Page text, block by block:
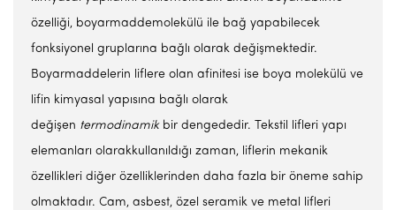
özelliği, boyarmaddemolekülü ile bağ yapabilecek
fonksiyonel gruplarına bağlı olarak değişmektedir.
Boyarmaddelerin liflere olan afinitesi ise boya molekülü ve
lifin kimyasal yapısına bağlı olarak
değişen termodinamik bir dengededir. Tekstil lifleri yapı
elemanları olarakkullanıldığı zaman, liflerin mekanik
özellikleri diğer özelliklerinden daha fazla bir öneme sahip
olmaktadır. Cam, asbest, özel seramik ve metal lifleri